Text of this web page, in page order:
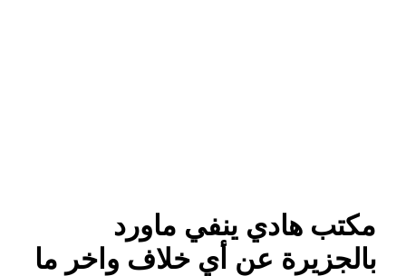
مكتب هادي ينفي ماورد
بالجزيرة عن أي خلاف واخر ما